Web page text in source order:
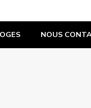
NOUS